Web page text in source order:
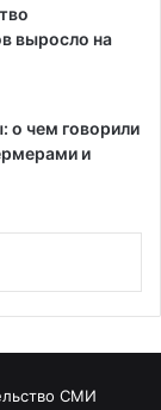
выросло на
о чем говорили
и
СМИ